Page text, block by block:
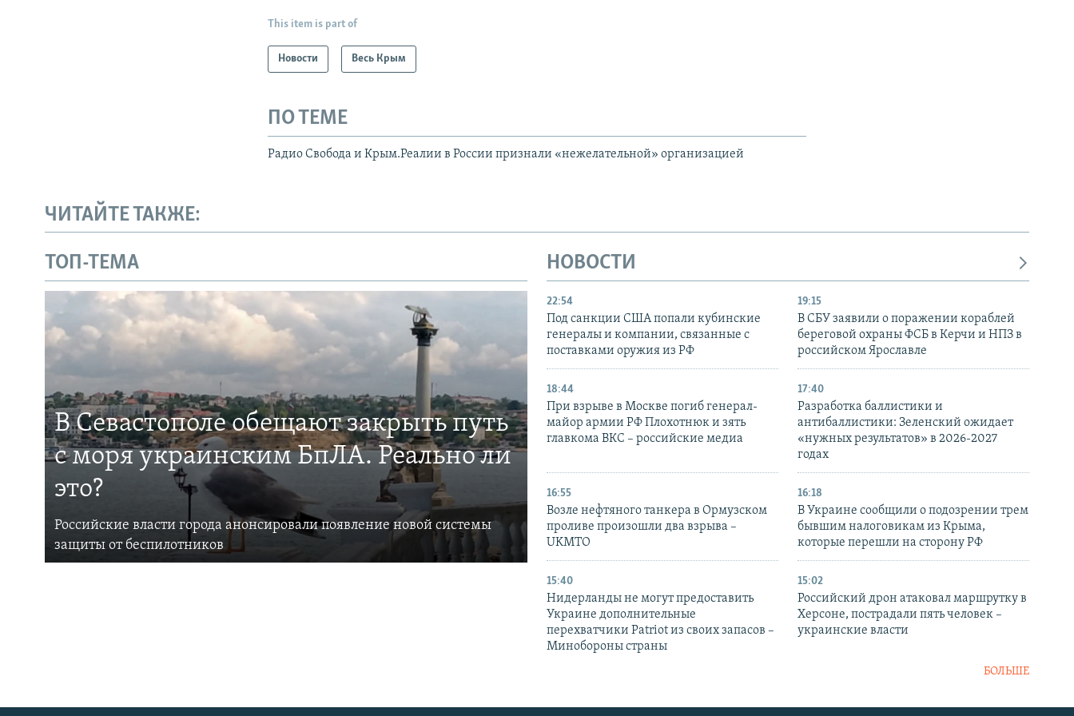
This item is part of
Новости Весь Крым
ПО ТЕМЕ
Радио Свобода и Крым.Реалии в России признали «нежелательной» организацией
ЧИТАЙТЕ ТАКЖЕ:
ТОП-ТЕМА
В Севастополе обещают закрыть путь
с моря украинским БпЛА. Реально ли
это?
Российские власти города анонсировали появление новой системы
защиты от беспилотников
НОВОСТИ
22:54
Под санкции США попали кубинские
генералы и компании, связанные с
поставками оружия из РФ
19:15
В СБУ заявили о поражении кораблей
береговой охраны ФСБ в Керчи и НПЗ в
российском Ярославле
18:44
При взрыве в Москве погиб генерал-
майор армии РФ Плохотнюк и зять
главкома ВКС – российские медиа
17:40
Разработка баллистики и
антибаллистики: Зеленский ожидает
«нужных результатов» в 2026-2027
годах
16:55
Возле нефтяного танкера в Ормузском
проливе произошли два взрыва –
UKMTO
16:18
В Украине сообщили о подозрении трем
бывшим налоговикам из Крыма,
которые перешли на сторону РФ
15:40
Нидерланды не могут предоставить
Украине дополнительные
перехватчики Patriot из своих запасов –
Минобороны страны
15:02
Российский дрон атаковал маршрутку в
Херсоне, пострадали пять человек –
украинские власти
БОЛЬШЕ